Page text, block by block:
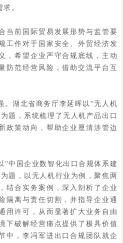
。
当前国际贸易发展形势与监管要
工作对于国家安全、外贸经济发
，希望企业严守合规底线，主动
防范经营风险，借助交流平台互
。湖北省商务厅李延晖以“无人机
题，系统梳理了无人机产品出口
政策动向，帮助企业厘清涉管边
“中国企业数智化出口合规体系建
题，以无人机行业为例，聚焦两
结合实务案例，深入剖析了企业
隔离与责任切割，并指导企业通
用许可，从而显著扩大业务自由
下破解经营痛点提供了极具价值
中，李冯军进出口合规团队就企